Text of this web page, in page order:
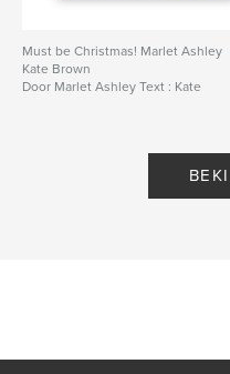
Must be Christmas! Marlet Ashley
Kate Brown
Door Marlet Ashley Text : Kate